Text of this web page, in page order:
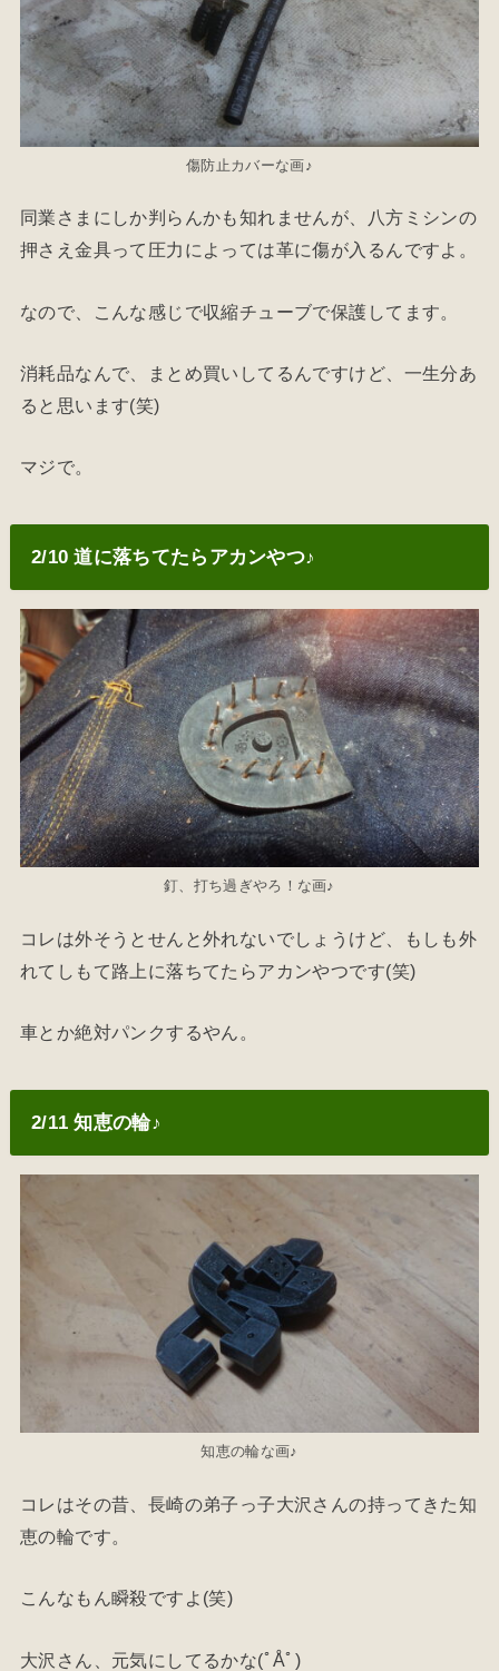
傷防止カバーな画♪
同業さまにしか判らんかも知れませんが、八方ミシンの
押さえ金具って圧力によっては革に傷が入るんですよ。
なので、こんな感じで収縮チューブで保護してます。
消耗品なんで、まとめ買いしてるんですけど、一生分あ
ると思います(笑)
マジで。
2/10 道に落ちてたらアカンやつ♪
釘、打ち過ぎやろ！な画♪
コレは外そうとせんと外れないでしょうけど、もしも外
れてしもて路上に落ちてたらアカンやつです(笑)
車とか絶対パンクするやん。
2/11 知恵の輪♪
知恵の輪な画♪
コレはその昔、長崎の弟子っ子大沢さんの持ってきた知
恵の輪です。
こんなもん瞬殺ですよ(笑)
大沢さん、元気にしてるかな(ﾟÅﾟ)